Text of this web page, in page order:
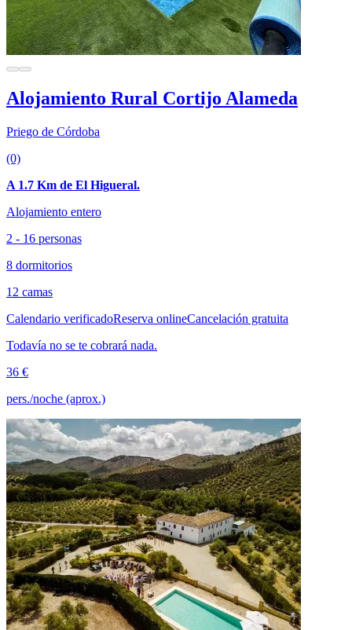
Alojamiento Rural Cortijo Alameda
Priego de Córdoba
(0)
A 1.7 Km de El Higueral.
Alojamiento entero
2 - 16 personas
8 dormitorios
12 camas
Calendario verificadoReserva onlineCancelación gratuita
Todavía no se te cobrará nada.
36 €
pers./noche (aprox.)